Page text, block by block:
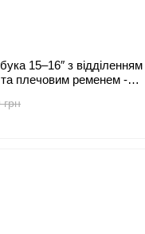
15–16″ з відділенням
та плечовим ременем -
грн